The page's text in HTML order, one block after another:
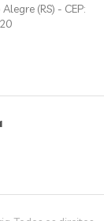
(RS) - CEP: